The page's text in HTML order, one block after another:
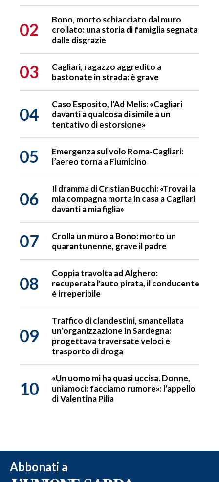
02
Bono, morto schiacciato dal muro
crollato: una storia di famiglia segnata
dalle disgrazie
03
Cagliari, ragazzo aggredito a
bastonate in strada: è grave
04
Caso Esposito, l’Ad Melis: «Cagliari
davanti a qualcosa di simile a un
tentativo di estorsione»
05
Emergenza sul volo Roma-Cagliari:
l’aereo torna a Fiumicino
06
Il dramma di Cristian Bucchi: «Trovai la
mia compagna morta in casa a Cagliari
davanti a mia figlia»
07
Crolla un muro a Bono: morto un
quarantunenne, grave il padre
08
Coppia travolta ad Alghero:
recuperata l'auto pirata, il conducente
è irreperibile
09
Traffico di clandestini, smantellata
un’organizzazione in Sardegna:
progettava traversate veloci e
trasporto di droga
10
«Un uomo mi ha quasi uccisa. Donne,
uniamoci: facciamo rumore»: l’appello
di Valentina Pilia
Abbonati a